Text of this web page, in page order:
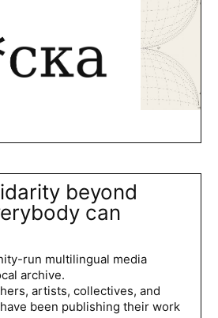
beyond
can
run multilingual media
archive.
artists, collectives, and
been publishing their work